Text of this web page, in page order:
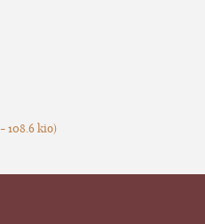
-108.6 kio)